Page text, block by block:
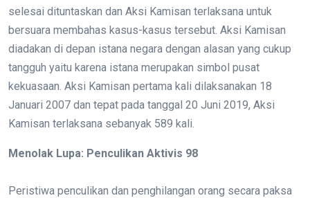
selesai dituntaskan dan Aksi Kamisan terlaksana untuk
bersuara membahas kasus-kasus tersebut. Aksi Kamisan
diadakan di depan istana negara dengan alasan yang cukup
tangguh yaitu karena istana merupakan simbol pusat
kekuasaan. Aksi Kamisan pertama kali dilaksanakan 18
Januari 2007 dan tepat pada tanggal 20 Juni 2019, Aksi
Kamisan terlaksana sebanyak 589 kali.
Menolak Lupa: Penculikan Aktivis 98
Peristiwa penculikan dan penghilangan orang secara paksa